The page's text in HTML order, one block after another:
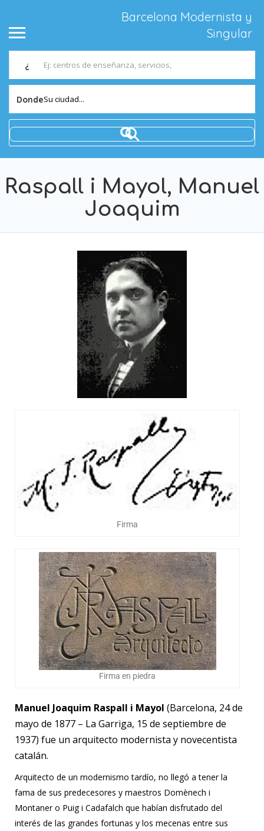
Barcelona Modernista y
Singular
¿
DondeSu ciudad...
Raspall i Mayol, Manuel
Joaquim
Firma
Firma en piedra
Manuel Joaquim Raspall i Mayol (Barcelona, 24 de
mayo de 1877 – La Garriga, 15 de septiembre de
1937) fue un arquitecto modernista y novecentista
catalán.
Arquitecto de un modernismo tardío, no llegó a tener la
fama de sus predecesores y maestros Domènech i
Montaner o Puig i Cadafalch que habían disfrutado del
interés de las grandes fortunas y los mecenas entre sus